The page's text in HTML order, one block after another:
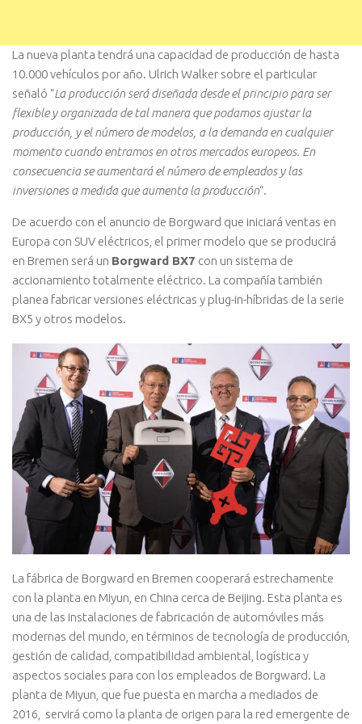
La nueva planta tendrá una capacidad de producción de hasta
10.000 vehículos por año. Ulrich Walker sobre el particular
señaló “La producción será diseñada desde el principio para ser
flexible y organizada de tal manera que podamos ajustar la
producción, y el número de modelos, a la demanda en cualquier
momento cuando entramos en otros mercados europeos. En
consecuencia se aumentará el número de empleados y las
inversiones a medida que aumenta la producción“.
De acuerdo con el anuncio de Borgward que iniciará ventas en
Europa con SUV eléctricos, el primer modelo que se producirá
en Bremen será un Borgward BX7 con un sistema de
accionamiento totalmente eléctrico. La compañía también
planea fabricar versiones eléctricas y plug-in-híbridas de la serie
BX5 y otros modelos.
La fábrica de Borgward en Bremen cooperará estrechamente
con la planta en Miyun, en China cerca de Beijing. Esta planta es
una de las instalaciones de fabricación de automóviles más
modernas del mundo, en términos de tecnología de producción,
gestión de calidad, compatibilidad ambiental, logística y
aspectos sociales para con los empleados de Borgward. La
planta de Miyun, que fue puesta en marcha a mediados de
2016, servirá como la planta de origen para la red emergente de